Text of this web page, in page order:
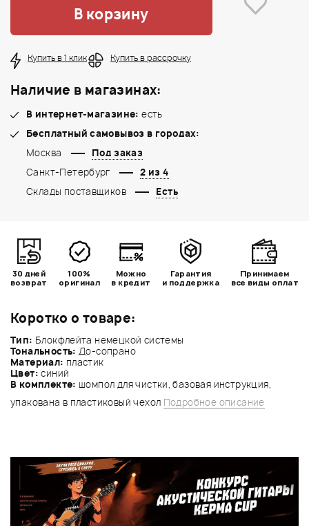
Коротко о товаре:
Тип: Блокфлейта немецкой системы
Тональность: До-сопрано
Материал: пластик
Цвет:синий
В комплекте: шомпол для чистки, базовая инструкция,
упакована в пластиковый чехол Подробное описание
В корзину
Купить в 1 клик Купить в рассрочку
Наличие в магазинах:
В интернет-магазине: есть
Бесплатный самовывоз в городах:
Москва
Под заказ
Санкт-Петербург
2 из 4
Склады поставщиков
Есть
30 дней
возврат
100%
оригинал
Можно
в кредит
Гарантия
и поддержка
Принимаем
все виды оплат